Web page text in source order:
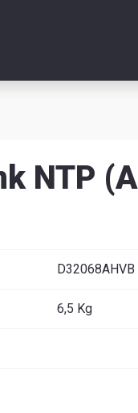
NTP
D32068AHVB
6,5 Kg